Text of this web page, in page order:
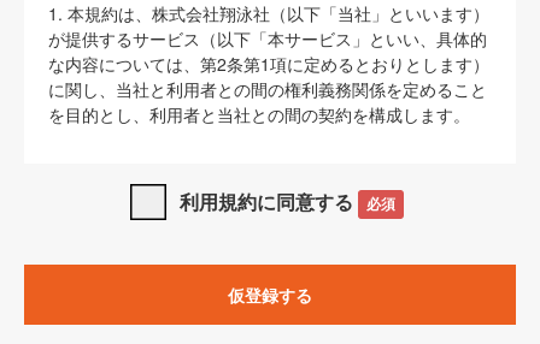
1. 本規約は、株式会社翔泳社（以下「当社」といいます）
が提供するサービス（以下「本サービス」といい、具体的
な内容については、第2条第1項に定めるとおりとします）
に関し、当社と利用者との間の権利義務関係を定めること
を目的とし、利用者と当社との間の契約を構成します。
SHOEISHA iDプライバシーポリシー」及び「
サイト上でのデータの利用について（Cookieポリシー）
3. 本規約の内容と、前項に記載する定めその他当社が定め
利用規約に同意する 必須
仮登録する